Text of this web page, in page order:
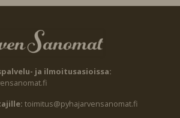
ja ilmoitusasioissa:
toimitus@pyhajarvensanomat.fi